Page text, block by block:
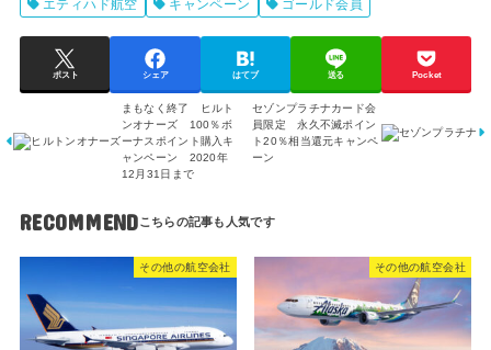
エティハド航空 キャンペーン ゴールド会員
ポスト シェア はてブ 送る Pocket
まもなく終了 ヒルト
ンオナーズ 100％ボ
ーナスポイント購入キ
ャンペーン 2020年
12月31日まで
セゾンプラチナカード会
員限定 永久不滅ポイン
ト20％相当還元キャンペ
ーン
RECOMMEND
その他の航空会社 その他の航空会社